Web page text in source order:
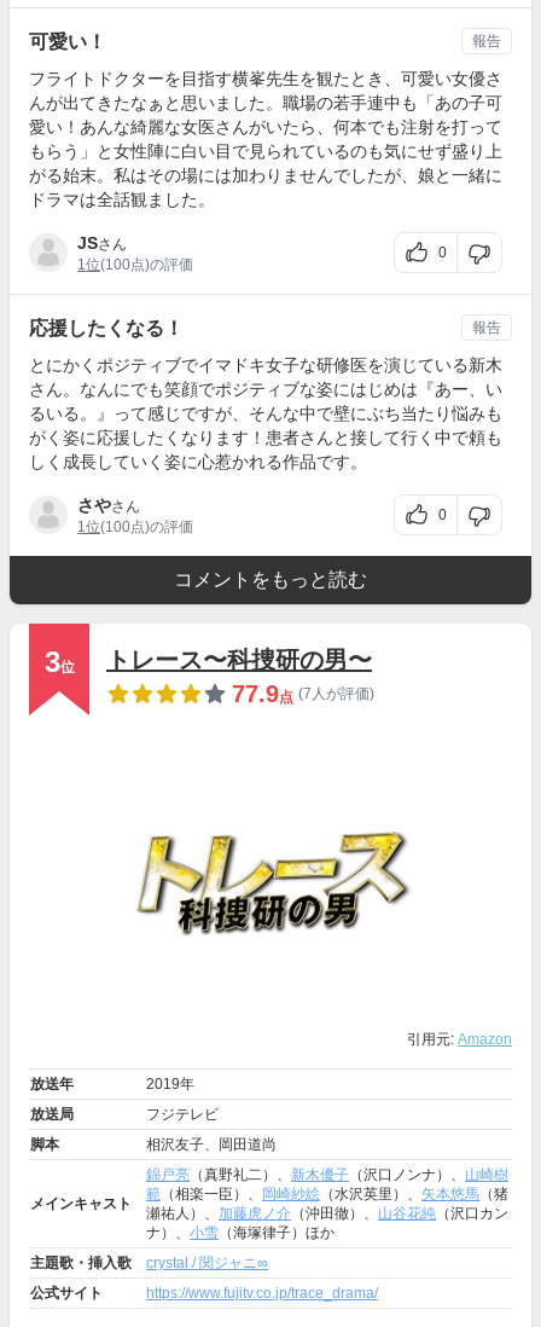
可愛い！
フライトドクターを目指す横峯先生を観たとき、可愛い女優さ
んが出てきたなぁと思いました。職場の若手連中も「あの子可
愛い！あんな綺麗な女医さんがいたら、何本でも注射を打って
もらう」と女性陣に白い目で見られているのも気にせず盛り上
がる始末。私はその場には加わりませんでしたが、娘と一緒に
ドラマは全話観ました。
JSさん
1位(100点)の評価
0
報告
応援したくなる！
とにかくポジティブでイマドキ女子な研修医を演じている新木
さん。なんにでも笑顔でポジティブな姿にはじめは『あー、い
るいる。』って感じですが、そんな中で壁にぶち当たり悩みも
がく姿に応援したくなります！患者さんと接して行く中で頼も
しく成長していく姿に心惹かれる作品です。
さやさん
1位(100点)の評価
0
報告
コメントをもっと読む
3位
トレース〜科捜研の男〜
77.9点 (7人が評価)
引用元: Amazon
放送年
2019年
放送局
フジテレビ
脚本
相沢友子、岡田道尚
メインキャスト
錦戸亮 （真野礼二）、 新木優子 （沢口ノンナ）、 山崎樹
範 （相楽一臣）、 岡崎紗絵 （水沢英里）、 矢本悠馬 （猪
瀬祐人）、 加藤虎ノ介 （沖田徹）、 山谷花純 （沢口カン
ナ）、 小雪 （海塚律子）ほか
主題歌・挿入歌
crystal / 関ジャニ∞
公式サイト
https://www.fujitv.co.jp/trace_drama/